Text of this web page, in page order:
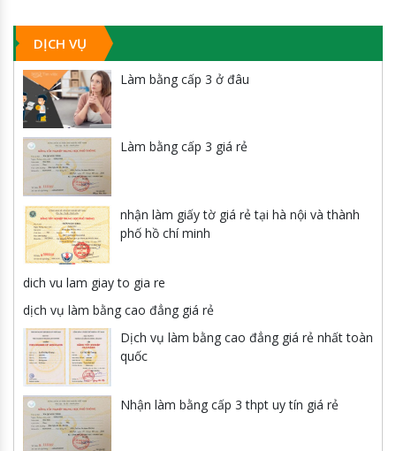
quốc
DỊCH VỤ
Làm bằng cấp 3 ở đâu
Làm bằng cấp 3 giá rẻ
nhận làm giấy tờ giá rẻ tại hà nội và thành
phố hồ chí minh
dich vu lam giay to gia re
dịch vụ làm bằng cao đẳng giá rẻ
Dịch vụ làm bằng cao đẳng giá rẻ nhất toàn
quốc
Nhận làm bằng cấp 3 thpt uy tín giá rẻ